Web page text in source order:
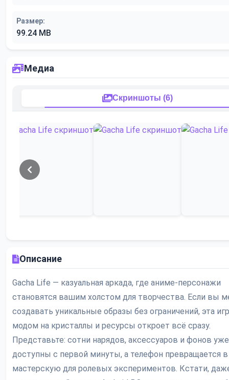
Размер:
99.24 MB
Медиа
Скриншоты (6)
Описание
Gacha Life — казуальная аркада, где аниме-персонажи
становятся вашим холстом для творчества. Если вы
создавать уникальные образы без ограничений, эта
модом на кристаллы и ресурсы откроет всё сразу.
Представьте: сотни нарядов, аксессуаров и фонов уже
доступны с первой минуты, а телефон превращается в
мастерскую для ролевых экспериментов. Кстати,